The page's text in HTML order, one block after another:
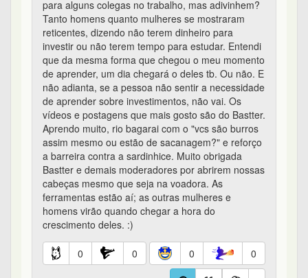
para alguns colegas no trabalho, mas adivinhem?
Tanto homens quanto mulheres se mostraram
reticentes, dizendo não terem dinheiro para
investir ou não terem tempo para estudar. Entendi
que da mesma forma que chegou o meu momento
de aprender, um dia chegará o deles tb. Ou não. E
não adianta, se a pessoa não sentir a necessidade
de aprender sobre investimentos, não vai. Os
vídeos e postagens que mais gosto são do Bastter.
Aprendo muito, rio bagarai com o "vcs são burros
assim mesmo ou estão de sacanagem?" e reforço
a barreira contra a sardinhice. Muito obrigada
Bastter e demais moderadores por abrirem nossas
cabeças mesmo que seja na voadora. As
ferramentas estão aí; as outras mulheres e
homens virão quando chegar a hora do
crescimento deles. :)
0 0 0 0